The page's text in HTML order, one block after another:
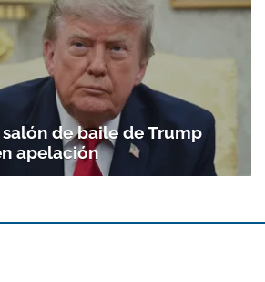
suscribirte a nuestro boletín.
de baile de Trump
apelación